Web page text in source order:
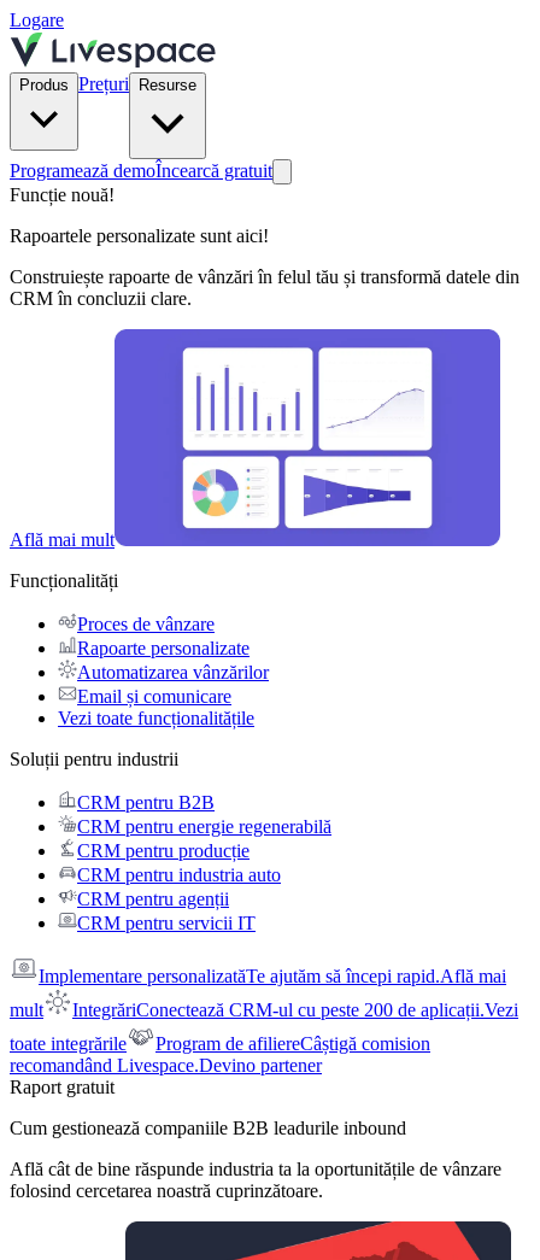
Logare
Produs Prețuri Resurse
Programează demoÎncearcă gratuit
Funcție nouă!
Rapoartele personalizate sunt aici!
Construiește rapoarte de vânzări în felul tău și transformă datele din
CRM în concluzii clare.
Află mai mult
Funcționalități
Proces de vânzare
Rapoarte personalizate
Automatizarea vânzărilor
Email și comunicare
Vezi toate funcționalitățile
Soluții pentru industrii
CRM pentru B2B
CRM pentru energie regenerabilă
CRM pentru producție
CRM pentru industria auto
CRM pentru agenții
CRM pentru servicii IT
Implementare personalizatăTe ajutăm să începi rapid.Află mai
mult
IntegrăriConectează CRM-ul cu peste 200 de aplicații.Vezi
toate integrările
Program de afiliereCâștigă comision
recomandând Livespace.Devino partener
Raport gratuit
Cum gestionează companiile B2B leadurile inbound
Află cât de bine răspunde industria ta la oportunitățile de vânzare
folosind cercetarea noastră cuprinzătoare.